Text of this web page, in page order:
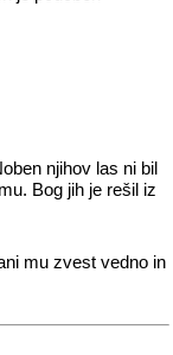
njihov las ni bil
Bog jih je rešil iz
mu zvest vedno in